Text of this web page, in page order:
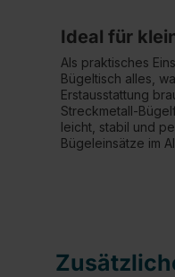
Ideal für
Als praktisches
Bügeltisch alles,
Erstausstattung
leicht, stabil und
Bügeleinsätze im